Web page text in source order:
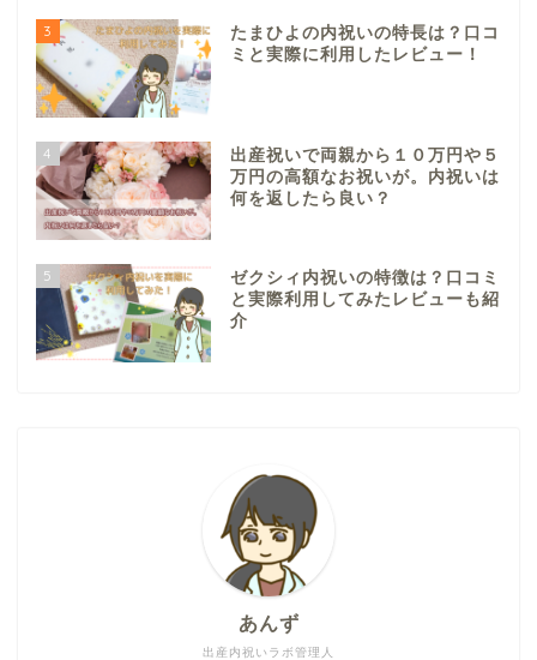
3
たまひよの内祝いの特長は？口コ
ミと実際に利用したレビュー！
4
出産祝いで両親から１０万円や５
万円の高額なお祝いが。内祝いは
何を返したら良い？
5
ゼクシィ内祝いの特徴は？口コミ
と実際利用してみたレビューも紹
介
出産内祝いラボ管理人
あんず